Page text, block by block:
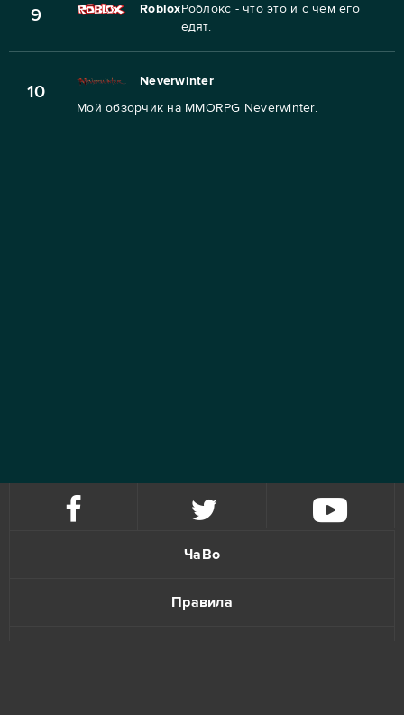
9 RobloxРоблокс - что это и с чем его
едят.
10
Neverwinter
Мой обзорчик на MMORPG Neverwinter.
ЧаВо
Правила